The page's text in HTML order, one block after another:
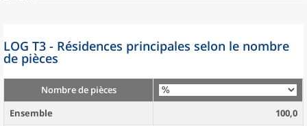
LOG T3 - Résidences principales selon le nombre
de pièces
Nombre de pièces
Ensemble
100,0